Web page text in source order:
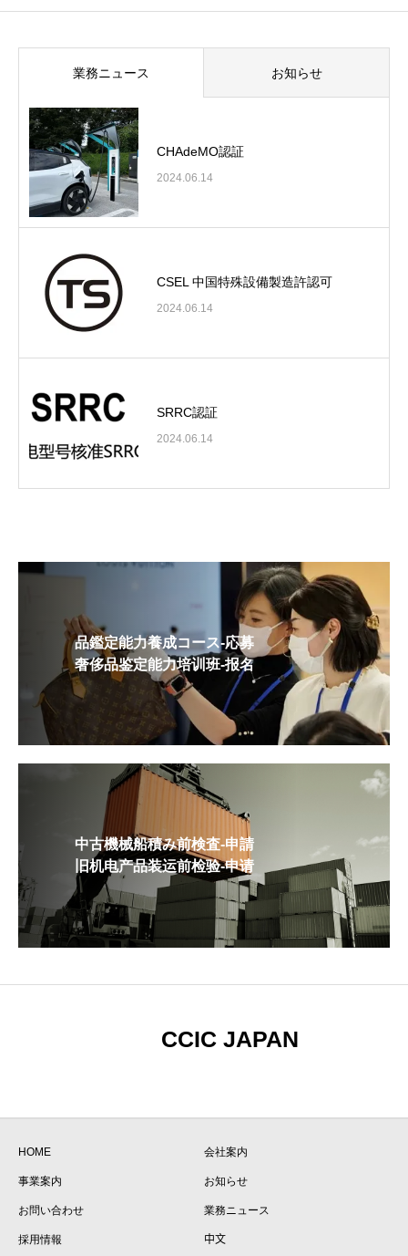
業務ニュース お知らせ
CHAdeMO認証
2024.06.14
CSEL 中国特殊設備製造許認可
2024.06.14
SRRC認証
2024.06.14
品鑑定能力養成コース-応募
奢侈品鉴定能力培训班-报名
中古機械船積み前検査-申請
旧机电产品装运前检验-申请
CCIC JAPAN
HOME 会社案内
事業案内 お知らせ
お問い合わせ 業務ニュース
採用情報 中文